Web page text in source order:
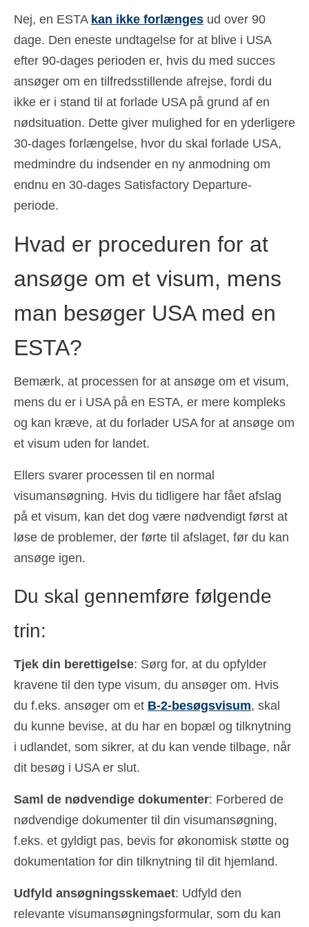
Nej, en ESTA kan ikke forlænges ud over 90
dage. Den eneste undtagelse for at blive i USA
efter 90-dages perioden er, hvis du med succes
ansøger om en tilfredsstillende afrejse, fordi du
ikke er i stand til at forlade USA på grund af en
nødsituation. Dette giver mulighed for en yderligere
30-dages forlængelse, hvor du skal forlade USA,
medmindre du indsender en ny anmodning om
endnu en 30-dages Satisfactory Departure-
periode.
Hvad er proceduren for at
ansøge om et visum, mens
man besøger USA med en
ESTA?
Bemærk, at processen for at ansøge om et visum,
mens du er i USA på en ESTA, er mere kompleks
og kan kræve, at du forlader USA for at ansøge om
et visum uden for landet.
Ellers svarer processen til en normal
visumansøgning. Hvis du tidligere har fået afslag
på et visum, kan det dog være nødvendigt først at
løse de problemer, der førte til afslaget, før du kan
ansøge igen.
Du skal gennemføre følgende
trin:
Tjek din berettigelse: Sørg for, at du opfylder
kravene til den type visum, du ansøger om. Hvis
du f.eks. ansøger om et B-2-besøgsvisum, skal
du kunne bevise, at du har en bopæl og tilknytning
i udlandet, som sikrer, at du kan vende tilbage, når
dit besøg i USA er slut.
Saml de nødvendige dokumenter: Forbered de
nødvendige dokumenter til din visumansøgning,
f.eks. et gyldigt pas, bevis for økonomisk støtte og
dokumentation for din tilknytning til dit hjemland.
Udfyld ansøgningsskemaet: Udfyld den
relevante visumansøgningsformular, som du kan